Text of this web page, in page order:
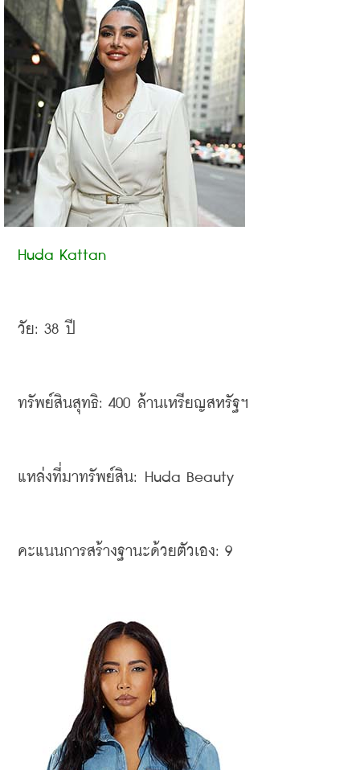
Huda Kattan
วัย: 38 ปี
ทรัพย์สินสุทธิ: 400 ล้านเหรียญสหรัฐฯ
แหล่งที่มาทรัพย์สิน: Huda Beauty
คะแนนการสร้างฐานะด้วยตัวเอง: 9